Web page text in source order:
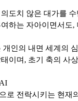
도치 않은 대가를
하는 자아이면서도
개인의 내면 세계의
이며, 초기 축의 사
로 전락시키는 현재